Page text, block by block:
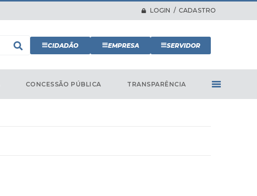
LOGIN / CADASTRO
CIDADÃO EMPRESA SERVIDOR
CONCESSÃO PÚBLICA TRANSPARÊNCIA